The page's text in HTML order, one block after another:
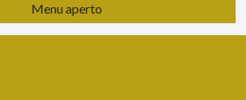
Menu aperto